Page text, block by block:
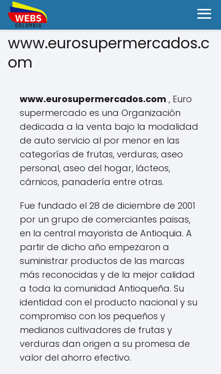
www.eurosupermercados.c
om
www.eurosupermercados.com , Euro
supermercado es una Organización
dedicada a la venta bajo la modalidad
de auto servicio al por menor en las
categorías de frutas, verduras, aseo
personal, aseo del hogar, lácteos,
cárnicos, panadería entre otras.
Fue fundado el 28 de diciembre de 2001
por un grupo de comerciantes paisas,
en la central mayorista de Antioquia. A
partir de dicho año empezaron a
suministrar productos de las marcas
más reconocidas y de la mejor calidad
a toda la comunidad Antioqueña. Su
identidad con el producto nacional y su
compromiso con los pequeños y
medianos cultivadores de frutas y
verduras dan origen a su promesa de
valor del ahorro efectivo.